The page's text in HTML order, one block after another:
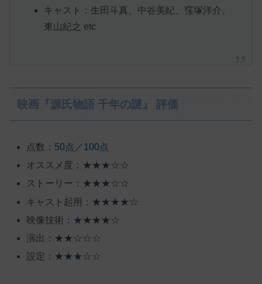
キャスト：生田斗真、中谷美紀、窪塚洋介、
東山紀之 etc
映画『源氏物語 千年の謎』 評価
点数： 50点／100点
オススメ度：★★★☆☆
ストーリー：★★★☆☆
キャスト起用：★★★★☆
映像技術：★★★★☆
演出：★★☆☆☆
設定：★★★☆☆